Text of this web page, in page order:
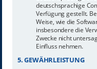
deutschsprachige
Verfügung gestellt.
Weise, wie die
insbesondere die
Zwecke nicht
Einfluss nehmen.
5. GEWÄHRLEISTUNG